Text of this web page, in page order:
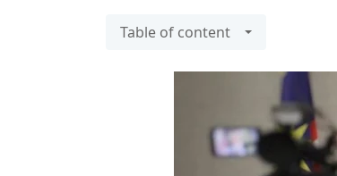
Table of content